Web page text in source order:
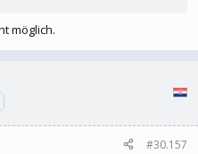
möglich.
#30.157